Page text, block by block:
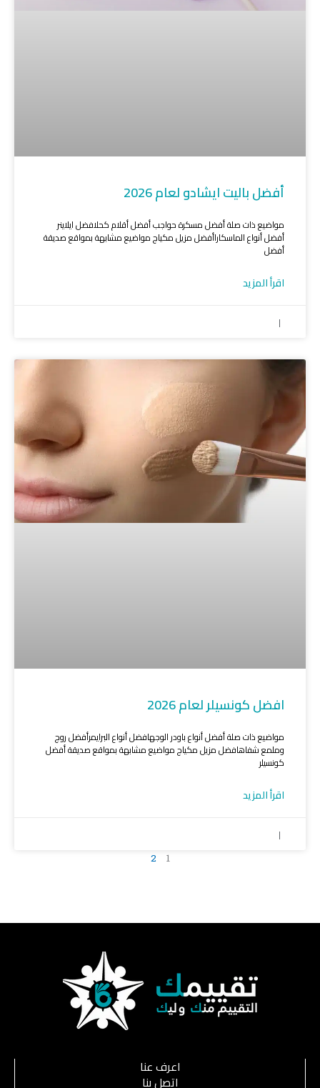
أفضل باليت ايشادو لعام 2026
مواضيع ذات صلة أفضل مسكرة حواجب أفضل أقلام كحلافضل ايلاينر
أفضل أنواع الماسكاراأفضل مزيل مكياج مواضيع مشابهة بمواقع صديقة
أفضل
اقرأ المزيد
افضل كونسيلر لعام 2026
مواضيع ذات صلة أفضل أنواع باودر الوجهافضل أنواع البرايمرأفضل روج
وملمع شفاهافضل مزيل مكياج مواضيع مشابهة بمواقع صديقة أفضل
كونسيلر
اقرأ المزيد
1
2
اعرف عنا
اتصل بنا